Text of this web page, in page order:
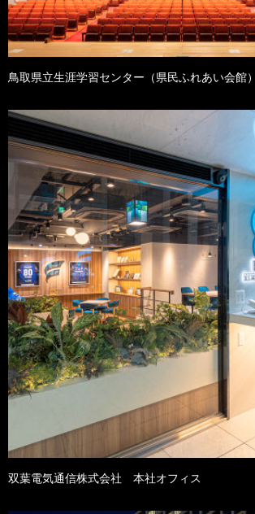
鳥取県立生涯学習センター（県民ふれあい会館）
双葉電気通信株式会社 本社オフィス